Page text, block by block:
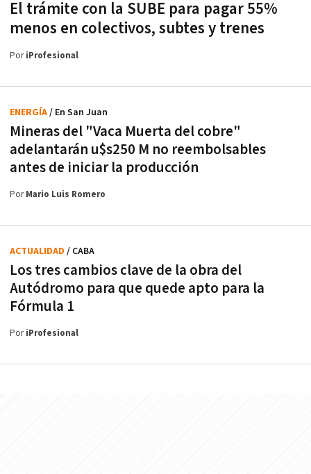
El trámite con la SUBE para pagar 55%
menos en colectivos, subtes y trenes
PoriProfesional
Mineras del "Vaca Muerta del cobre"
adelantarán u$s250 M no reembolsables
antes de iniciar la producción
ENERGÍA/ En San Juan
PorMario Luis Romero
Los tres cambios clave de la obra del
Autódromo para que quede apto para la
Fórmula 1
ACTUALIDAD / CABA
PoriProfesional